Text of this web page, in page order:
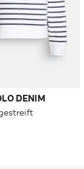
DENIM